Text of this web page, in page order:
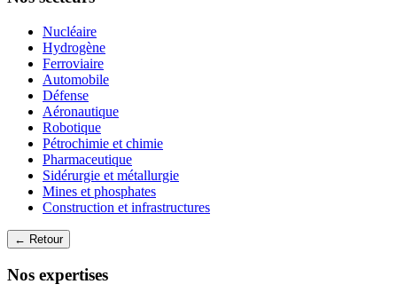
Nucléaire
Hydrogène
Ferroviaire
Automobile
Défense
Aéronautique
Robotique
Pétrochimie et chimie
Pharmaceutique
Sidérurgie et métallurgie
Mines et phosphates
Construction et infrastructures
← Retour
Nos expertises